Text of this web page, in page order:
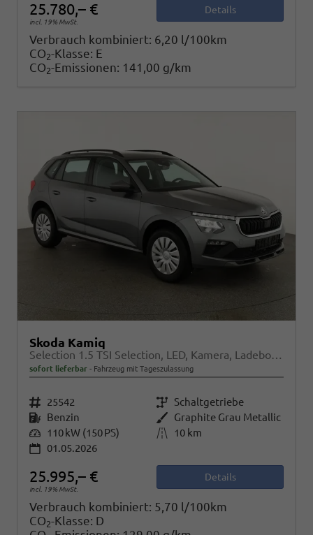
25.780,– €
incl. 19% MwSt.
Details
Verbrauch kombiniert: 6,20 l/100km
CO2-Klasse: E
CO2-Emissionen: 141,00 g/km
Skoda Kamiq
Selection 1.5 TSI Selection, LED, Kamera, Ladeboden, Winter
sofort lieferbar Fahrzeug mit Tageszulassung
Fahrzeugnr. 25542 Getriebe Schaltgetriebe
Kraftstoff Benzin Außenfarbe Graphite Grau Metallic
Leistung 110 kW (150 PS) Kilometerstand
10 km
01.05.2026
25.995,– €
incl. 19% MwSt.
Details
Verbrauch kombiniert: 5,70 l/100km
CO2-Klasse: D